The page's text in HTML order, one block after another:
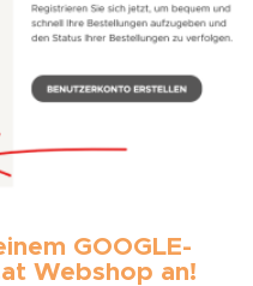
GOOGLE-
Webshop an!